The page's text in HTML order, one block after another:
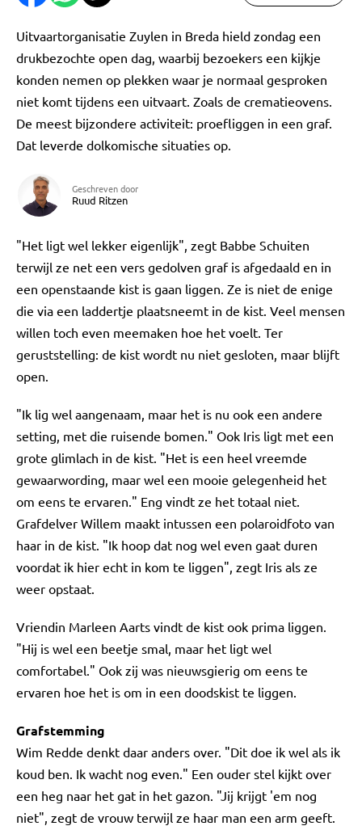
Uitvaartorganisatie Zuylen in Breda hield zondag een
drukbezochte open dag, waarbij bezoekers een kijkje
konden nemen op plekken waar je normaal gesproken
niet komt tijdens een uitvaart. Zoals de crematieovens.
De meest bijzondere activiteit: proefliggen in een graf.
Dat leverde dolkomische situaties op.
Geschreven door
Ruud Ritzen
"Het ligt wel lekker eigenlijk", zegt Babbe Schuiten
terwijl ze net een vers gedolven graf is afgedaald en in
een openstaande kist is gaan liggen. Ze is niet de enige
die via een laddertje plaatsneemt in de kist. Veel mensen
willen toch even meemaken hoe het voelt. Ter
geruststelling: de kist wordt nu niet gesloten, maar blijft
open.
"Ik lig wel aangenaam, maar het is nu ook een andere
setting, met die ruisende bomen." Ook Iris ligt met een
grote glimlach in de kist. "Het is een heel vreemde
gewaarwording, maar wel een mooie gelegenheid het
om eens te ervaren." Eng vindt ze het totaal niet.
Grafdelver Willem maakt intussen een polaroidfoto van
haar in de kist. "Ik hoop dat nog wel even gaat duren
voordat ik hier echt in kom te liggen", zegt Iris als ze
weer opstaat.
Vriendin Marleen Aarts vindt de kist ook prima liggen.
"Hij is wel een beetje smal, maar het ligt wel
comfortabel." Ook zij was nieuwsgierig om eens te
ervaren hoe het is om in een doodskist te liggen.
Grafstemming
Wim Redde denkt daar anders over. "Dit doe ik wel als ik
koud ben. Ik wacht nog even." Een ouder stel kijkt over
een heg naar het gat in het gazon. "Jij krijgt 'em nog
niet", zegt de vrouw terwijl ze haar man een arm geeft.